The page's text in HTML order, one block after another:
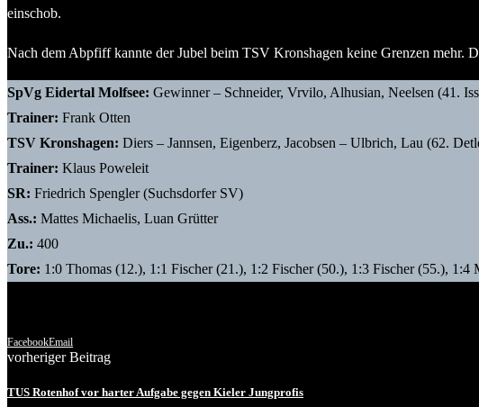
einschob.
Nach dem Abpfiff kannte der Jubel beim TSV Kronshagen keine Grenzen mehr.
SpVg Eidertal Molfsee: Gewinner – Schneider, Vrvilo, Alhusian, Neelsen (41.
Trainer: Frank Otten
TSV Kronshagen: Diers – Jannsen, Eigenberz, Jacobsen – Ulbrich, Lau (62.
Trainer: Klaus Poweleit
SR: Friedrich Spengler (Suchsdorfer SV)
Ass.: Mattes Michaelis, Luan Grütter
Zu.: 400
Tore: 1:0 Thomas (12.), 1:1 Fischer (21.), 1:2 Fischer (50.), 1:3 Fischer (55.), 1:4
FacebookEmail
vorheriger Beitrag
TUS Rotenhof vor harter Aufgabe gegen Kieler Jungprofis